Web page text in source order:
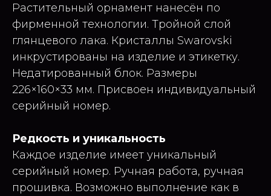
Растительный орнамент нанесён по
фирменной технологии. Тройной слой
глянцевого лака. Кристаллы Swarovski
инкрустированы на изделие и этикетку.
Недатированный блок. Размеры
226×160×33 мм. Присвоен индивидуальный
серийный номер.
Редкость и уникальность
Каждое изделие имеет уникальный
серийный номер. Ручная работа, ручная
прошивка. Возможно выполнение как в